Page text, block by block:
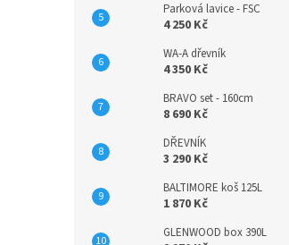
Parková lavice - FSC
4 250 Kč
WA-A dřevník
4 350 Kč
BRAVO set - 160cm
8 690 Kč
DŘEVNÍK
3 290 Kč
BALTIMORE koš 125L
1 870 Kč
GLENWOOD box 390L